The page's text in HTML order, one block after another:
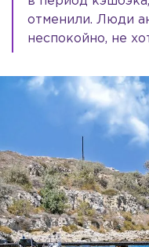
отменили. Люди
неспокойно, не